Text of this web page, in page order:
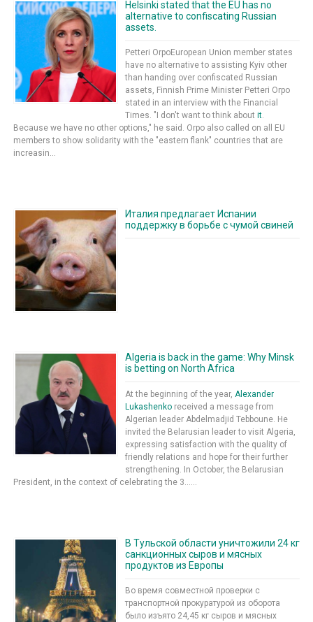
Helsinki stated that the EU has no
alternative to confiscating Russian
assets.
Petteri OrpoEuropean Union member states
have no alternative to assisting Kyiv other
than handing over confiscated Russian
assets, Finnish Prime Minister Petteri Orpo
stated in an interview with the Financial
Times. "I don't want to think about it.
Because we have no other options," he said. Orpo also called on all EU
members to show solidarity with the "eastern flank" countries that are
increasin...
Италия предлагает Испании
поддержку в борьбе с чумой свиней
Algeria is back in the game: Why Minsk
is betting on North Africa
At the beginning of the year, Alexander
Lukashenko received a message from
Algerian leader Abdelmadjid Tebboune. He
invited the Belarusian leader to visit Algeria,
expressing satisfaction with the quality of
friendly relations and hope for their further
strengthening. In October, the Belarusian
President, in the context of celebrating the 3......
В Тульской области уничтожили 24 кг
санкционных сыров и мясных
продуктов из Европы
Во время совместной проверки с
транспортной прокуратурой из оборота
было изъято 24,45 кг сыров и мясных